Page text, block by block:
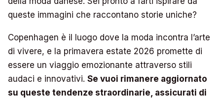
queste immagini che raccontano storie uniche?
Copenhagen è il luogo dove la moda incontra l’arte
di vivere, e la primavera estate 2026 promette di
essere un viaggio emozionante attraverso stili
audaci e innovativi. Se vuoi rimanere aggiornato
su queste tendenze straordinarie, assicurati di